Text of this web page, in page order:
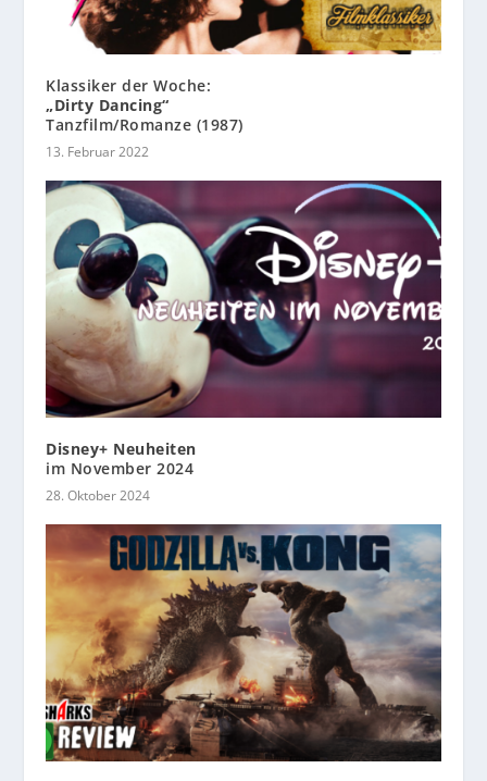
Klassiker der Woche:
„Dirty Dancing“
Tanzfilm/Romanze (1987)
13. Februar 2022
Disney+ Neuheiten
im November 2024
28. Oktober 2024